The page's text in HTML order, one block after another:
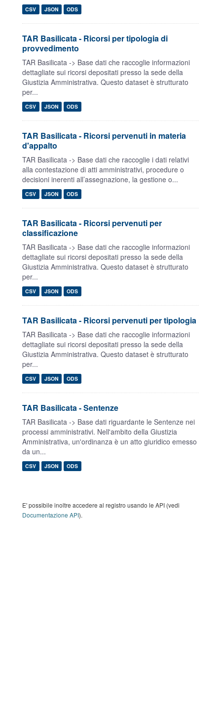
CSV JSON ODS
TAR Basilicata - Ricorsi per tipologia di
provvedimento
TAR Basilicata -> Base dati che raccoglie informazioni
dettagliate sui ricorsi depositati presso la sede della
Giustizia Amministrativa. Questo dataset è strutturato
per...
CSV JSON ODS
TAR Basilicata - Ricorsi pervenuti in materia
d'appalto
TAR Basilicata -> Base dati che raccoglie i dati relativi
alla contestazione di atti amministrativi, procedure o
decisioni inerenti all’assegnazione, la gestione o...
CSV JSON ODS
TAR Basilicata - Ricorsi pervenuti per
classificazione
TAR Basilicata -> Base dati che raccoglie informazioni
dettagliate sui ricorsi depositati presso la sede della
Giustizia Amministrativa. Questo dataset è strutturato
per...
CSV JSON ODS
TAR Basilicata - Ricorsi pervenuti per tipologia
TAR Basilicata -> Base dati che raccoglie informazioni
dettagliate sui ricorsi depositati presso la sede della
Giustizia Amministrativa. Questo dataset è strutturato
per...
CSV JSON ODS
TAR Basilicata - Sentenze
TAR Basilicata -> Base dati riguardante le Sentenze nei
processi amministrativi. Nell'ambito della Giustizia
Amministrativa, un'ordinanza è un atto giuridico emesso
da un...
CSV JSON ODS
E' possibile inoltre accedere al registro usando le API (vedi
Documentazione API).